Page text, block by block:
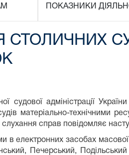
ПОКАЗНИКИ
судової адміністрації
матеріально-технічними
справ повідомляє
засобах масової
Печерський,